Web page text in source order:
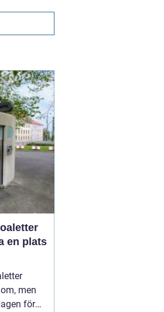
en plats
men
för